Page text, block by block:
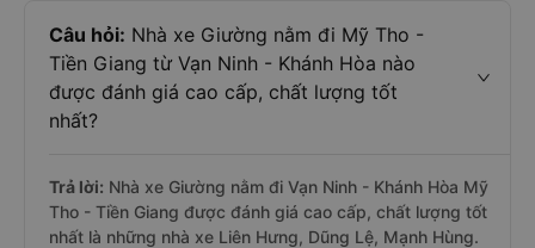
Câu hỏi: Nhà xe Giường nằm đi Mỹ Tho -
Tiền Giang từ Vạn Ninh - Khánh Hòa nào
được đánh giá cao cấp, chất lượng tốt
nhất?
Trả lời: Nhà xe Giường nằm đi Vạn Ninh - Khánh Hòa Mỹ
Tho - Tiền Giang được đánh giá cao cấp, chất lượng tốt
nhất là những nhà xe Liên Hưng, Dũng Lệ, Mạnh Hùng.